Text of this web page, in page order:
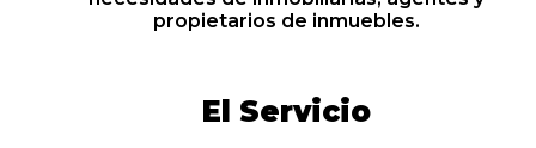
propietarios de inmuebles.
El Servicio